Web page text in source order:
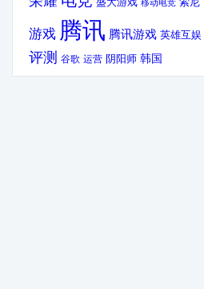
移动电竞
游戏 腾讯 腾讯游戏 英雄互娱
评测 谷歌 运营 阴阳师 韩国